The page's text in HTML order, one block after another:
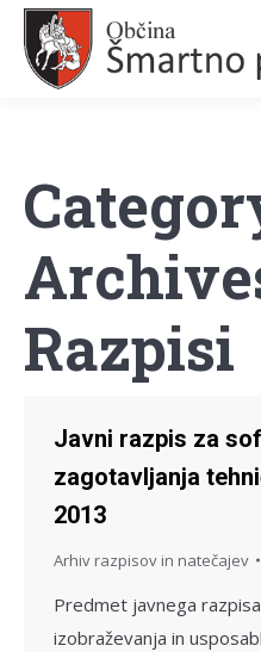
Razpisi
Javni razpis za
zagotavljanja
2013
Arhiv razpisov in natečajev
Predmet javnega
izobraževanja in